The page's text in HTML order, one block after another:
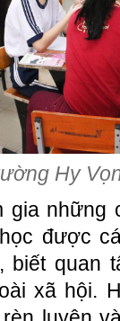
Hy
gia những
được
biết quan
xã hội.